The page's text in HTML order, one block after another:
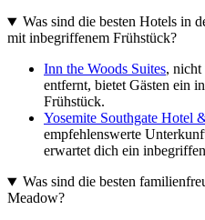
Was sind die besten Hotels in
mit inbegriffenem Frühstück?
Inn the Woods Suites,
entfernt, bietet Gästen ein
Frühstück.
Yosemite Southgate Hotel
empfehlenswerte
erwartet dich ein
Was sind die besten
Meadow?